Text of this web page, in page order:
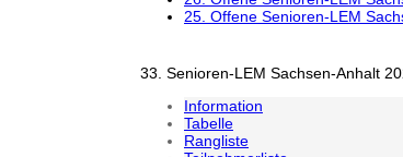
25. Offene Senioren-LEM
33. Senioren-LEM Sachsen-Anhalt
Information
Tabelle
Rangliste